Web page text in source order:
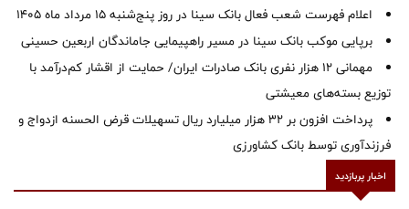
اعلام فهرست شعب فعال بانک سینا در روز پنج‌شنبه 15 مرداد ماه 1405
برپایی موکب بانک سینا در مسیر راهپیمایی جاماندگان اربعین حسینی
مهمانی ۱۲ هزار نفری بانک صادرات ایران/ حمایت از اقشار کم‌درآمد با
توزیع بسته‌های معیشتی
پرداخت افزون بر 32 هزار میلیارد ریال تسهیلات قرض الحسنه ازدواج و
فرزندآوری توسط بانک کشاورزی
اخبار پربازدید